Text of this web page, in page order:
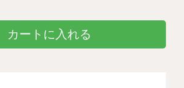
カートに入れる